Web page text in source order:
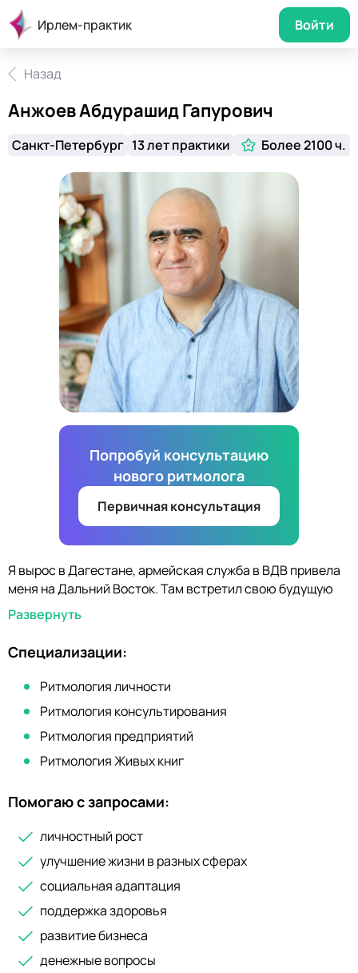
Ирлем-практик Войти
Назад
Попробуй консультацию
нового ритмолога
Первичная консультация
Анжоев Абдурашид Гапурович
Санкт-Петербург 13 лет практики Более 2100 ч.
Я вырос в Дагестане, армейская служба в ВДВ привела
меня на Дальний Восток. Там встретил свою будущую
жену, с которой создали крепкую семью. Тогда же стал
изучать Ритмометод7Р0. Всегда считал, что настоящий
мужчина должен заниматься собственным делом,
поэтому все свои университеты проходил на практике.
Начиная с 90-х гг., с нуля создавал и развивал свой
строительства зданий. И понял, чтобы быть успешным,
надо не бояться нового, уметь быстро
переориентироваться, находить общий язык с другими
клиентов, чтобы они могли решать и преодолевать
любые жизненные проблемы.
Развернуть
Специализации:
Ритмология личности
Ритмология консультирования
Ритмология предприятий
Ритмология Живых книг
Помогаю с запросами:
личностный рост
улучшение жизни в разных сферах
социальная адаптация
поддержка здоровья
развитие бизнеса
денежные вопросы